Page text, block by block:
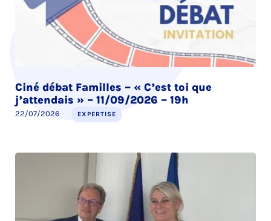
Ciné débat Familles – « C’est toi que
j’attendais » – 11/09/2026 – 19h
22/07/2026 EXPERTISE